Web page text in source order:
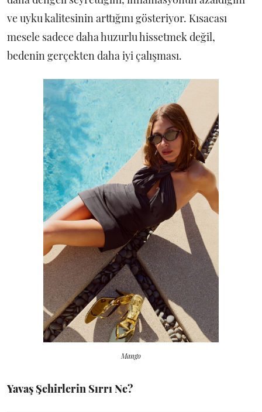
ve uyku kalitesinin arttığını gösteriyor. Kısacası
mesele sadece daha huzurlu hissetmek değil,
bedenin gerçekten daha iyi çalışması.
Mango
Yavaş Şehirlerin Sırrı Ne?